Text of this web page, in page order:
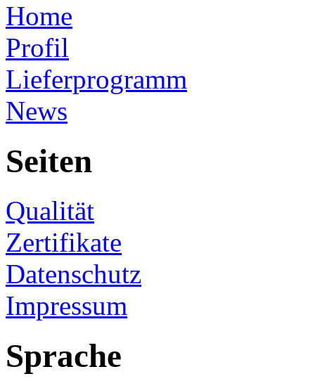
Home
Profil
Lieferprogramm
News
Seiten
Qualität
Zertifikate
Datenschutz
Impressum
Sprache